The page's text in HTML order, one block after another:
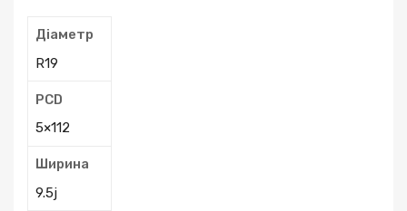
Діаметр
R19
PCD
5×112
Ширина
9.5j